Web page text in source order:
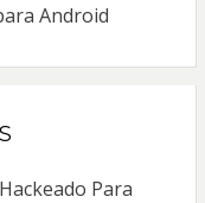
Android
Para